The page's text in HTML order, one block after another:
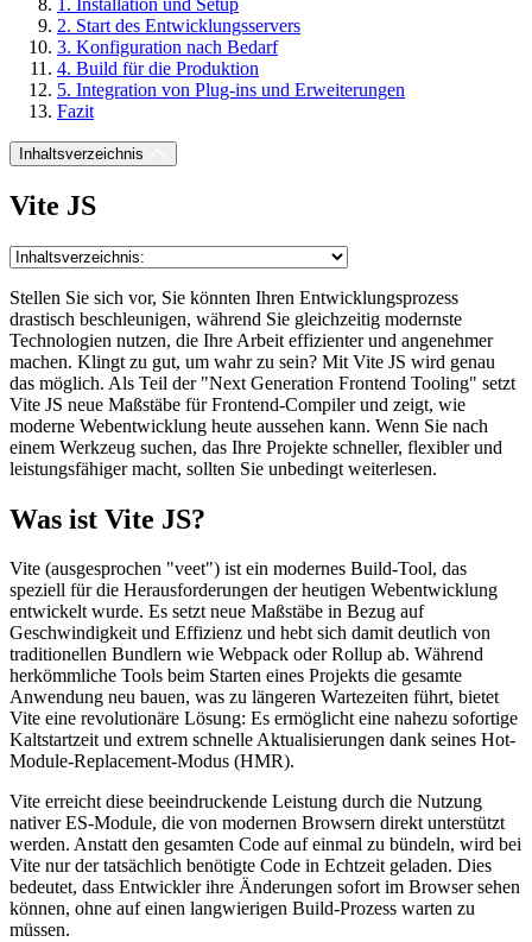
2. Start des Entwicklungsservers
3. Konfiguration nach Bedarf
4. Build für die Produktion
5. Integration von Plug-ins und Erweiterungen
Fazit
Inhaltsverzeichnis
Vite JS
Stellen Sie sich vor, Sie könnten Ihren Entwicklungsprozess
drastisch beschleunigen, während Sie gleichzeitig modernste
Technologien nutzen, die Ihre Arbeit effizienter und angenehmer
machen. Klingt zu gut, um wahr zu sein? Mit Vite JS wird genau
das möglich. Als Teil der "Next Generation Frontend Tooling" setzt
Vite JS neue Maßstäbe für Frontend-Compiler und zeigt, wie
moderne Webentwicklung heute aussehen kann. Wenn Sie nach
einem Werkzeug suchen, das Ihre Projekte schneller, flexibler und
leistungsfähiger macht, sollten Sie unbedingt weiterlesen.
Was ist Vite JS?
Vite (ausgesprochen "veet") ist ein modernes Build-Tool, das
speziell für die Herausforderungen der heutigen Webentwicklung
entwickelt wurde. Es setzt neue Maßstäbe in Bezug auf
Geschwindigkeit und Effizienz und hebt sich damit deutlich von
traditionellen Bundlern wie Webpack oder Rollup ab. Während
herkömmliche Tools beim Starten eines Projekts die gesamte
Anwendung neu bauen, was zu längeren Wartezeiten führt, bietet
Vite eine revolutionäre Lösung: Es ermöglicht eine nahezu sofortige
Kaltstartzeit und extrem schnelle Aktualisierungen dank seines Hot-
Module-Replacement-Modus (HMR).
Vite erreicht diese beeindruckende Leistung durch die Nutzung
nativer ES-Module, die von modernen Browsern direkt unterstützt
werden. Anstatt den gesamten Code auf einmal zu bündeln, wird bei
Vite nur der tatsächlich benötigte Code in Echtzeit geladen. Dies
bedeutet, dass Entwickler ihre Änderungen sofort im Browser sehen
können, ohne auf einen langwierigen Build-Prozess warten zu
müssen.